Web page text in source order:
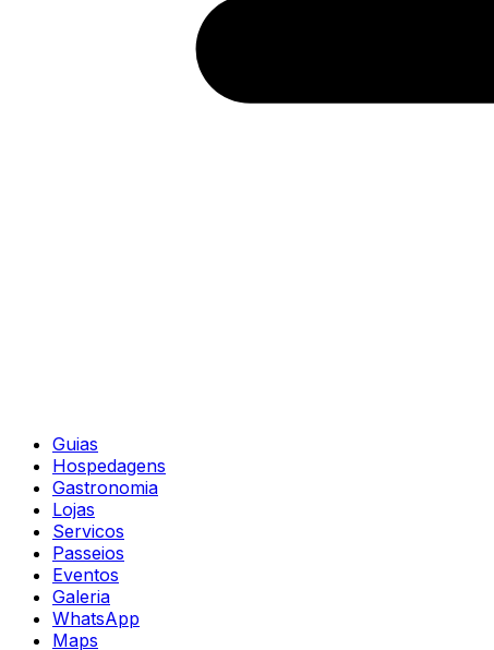
Guias
Hospedagens
Gastronomia
Lojas
Servicos
Passeios
Eventos
Galeria
WhatsApp
Maps